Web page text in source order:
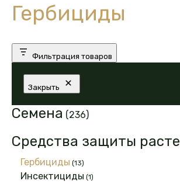
Гербициды
Фильтрация товаров
Закрыть
Семена 236236
товаров
Средства защиты
Гербициды 1313
Инсектициды 11